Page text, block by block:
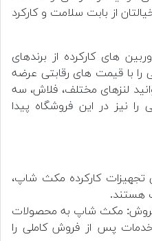
از بابت سلامت و کارکرد
های کارکرده از برندهای
را با قیمت های رقابتی عرضه
لنزهای مختلف، فلاش، سه
را نیز در این فروشگاه پیدا
تجهیزات کارکرده مکث شاپ،
هستند.
مکث شاپ به محصولات
پس از فروش کاملی را